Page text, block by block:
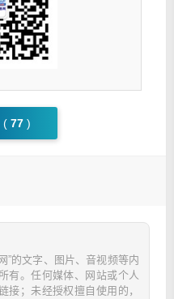
( 77 )
”的文字、图片、音视频等内
有。任何媒体、网站或个人
接；未经授权擅自使用的，